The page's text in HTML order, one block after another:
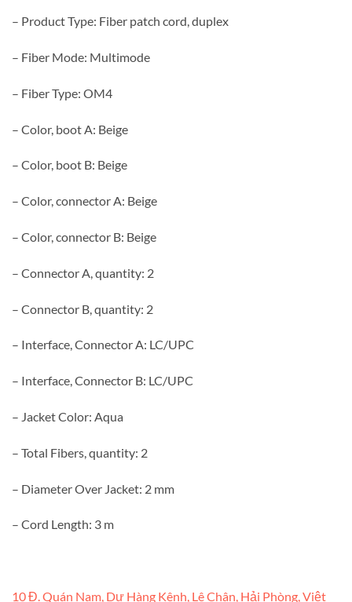
– Product Type: Fiber patch cord, duplex
– Fiber Mode: Multimode
– Fiber Type: OM4
– Color, boot A: Beige
– Color, boot B: Beige
– Color, connector A: Beige
– Color, connector B: Beige
– Connector A, quantity: 2
– Connector B, quantity: 2
– Interface, Connector A: LC/UPC
– Interface, Connector B: LC/UPC
– Jacket Color: Aqua
– Total Fibers, quantity: 2
– Diameter Over Jacket: 2 mm
– Cord Length: 3 m
10 Đ. Quán Nam, Dư Hàng Kênh, Lê Chân, Hải Phòng, Việt